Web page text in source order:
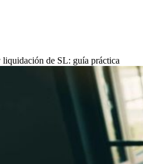
de SL: guía práctica